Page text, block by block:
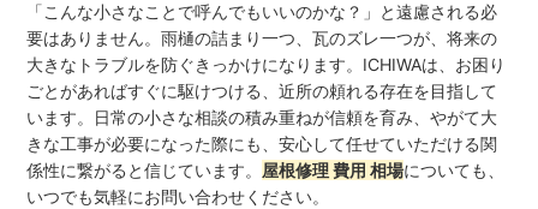
「こんな小さなことで呼んでもいいのかな？」と遠慮される必
要はありません。雨樋の詰まり一つ、瓦のズレ一つが、将来の
大きなトラブルを防ぐきっかけになります。ICHIWAは、お困り
ごとがあればすぐに駆けつける、近所の頼れる存在を目指して
います。日常の小さな相談の積み重ねが信頼を育み、やがて大
きな工事が必要になった際にも、安心して任せていただける関
係性に繋がると信じています。 屋根修理 費用 相場についても、
いつでも気軽にお問い合わせください。